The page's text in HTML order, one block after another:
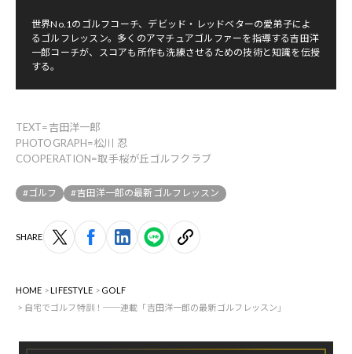
世界No.1のゴルフコーチ、デビッド・レッドベターの愛弟子によ
るゴルフレッスン。多くのアマチュアゴルファーを指導する吉田洋
一郎コーチが、スコアも所作も洗練させるための技術と知識を伝授
する。
TEXT=吉田洋一郎
PHOTOGRAPH=松川 忍
COOPERATION=取手桜が丘ゴルフクラブ
#ゴルフ #吉田洋一郎の最新ゴルフレッスン
SHARE
HOME LIFESTYLE
GOLF
自宅でゴルフ特訓！──連載「吉田洋一郎の最新ゴルフレッスン」